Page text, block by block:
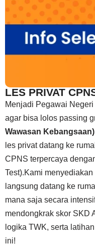
LES PRIVAT
Menjadi Pegawai
agar bisa lolos passing
Wawasan Kebangsaan)
les privat datang ke
CPNS terpercaya
Test).Kami
langsung datang ke
mana saja secara
mendongkrak skor SKD
logika TWK, serta
ini!